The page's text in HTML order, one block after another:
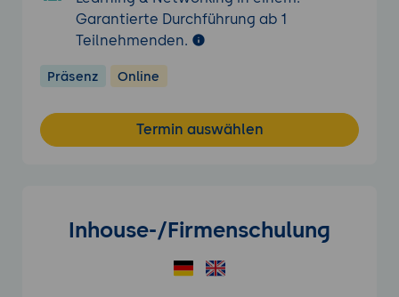
Garantierte Durchführung ab 1
Teilnehmenden.
Präsenz Online
Termin auswählen
Inhouse-/Firmenschulung